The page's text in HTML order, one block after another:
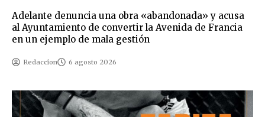
Adelante denuncia una obra «abandonada» y acusa
al Ayuntamiento de convertir la Avenida de Francia
en un ejemplo de mala gestión
Redaccion 6 agosto 2026